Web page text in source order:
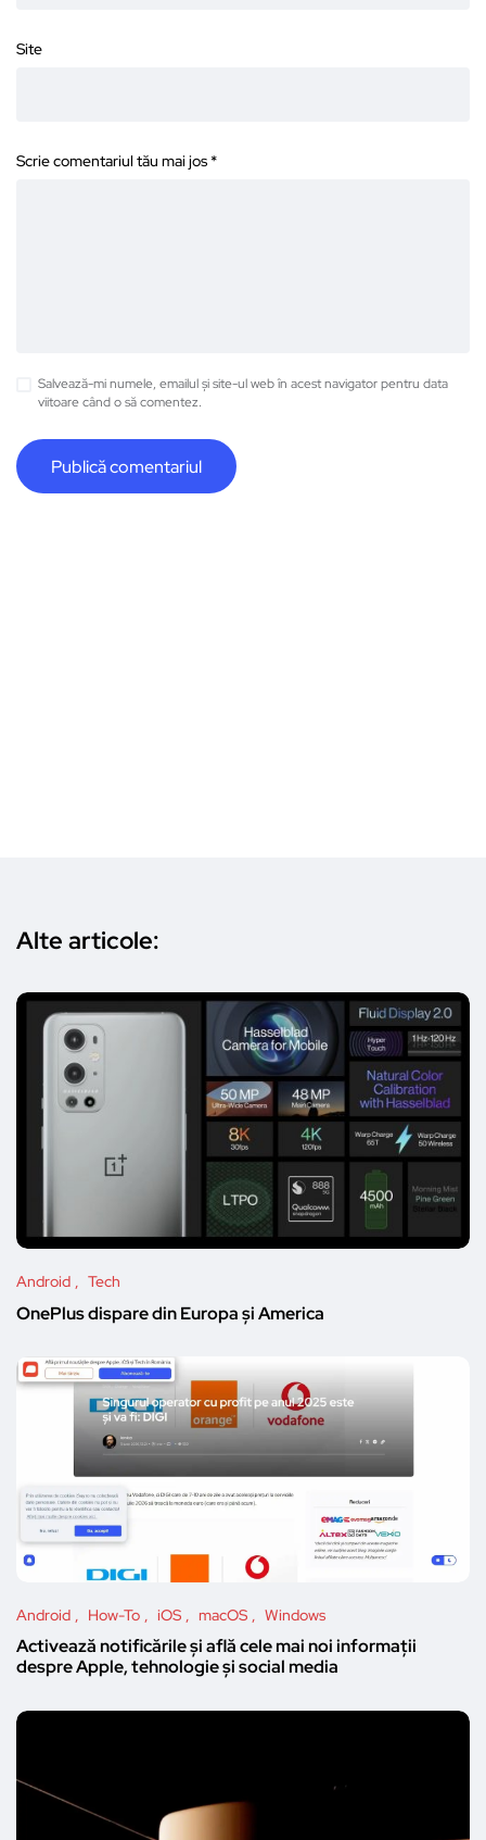
Site
Scrie comentariul tău mai jos *
Salvează-mi numele, emailul și site-ul web în acest navigator pentru data
viitoare când o să comentez.
Alte articole:
Android Tech
OnePlus dispare din Europa și America
Android How-To iOS macOS Windows
Activează notificările și află cele mai noi informații
despre Apple, tehnologie și social media